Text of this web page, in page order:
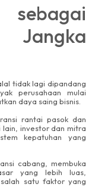
sebagai
Jangka
tidak lagi dipandang
perusahaan mulai
daya saing bisnis.
rantai pasok dan
lain, investor dan mitra
kepatuhan yang
cabang, membuka
yang lebih luas,
satu faktor yang